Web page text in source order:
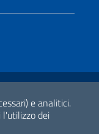
e analitici.
dei